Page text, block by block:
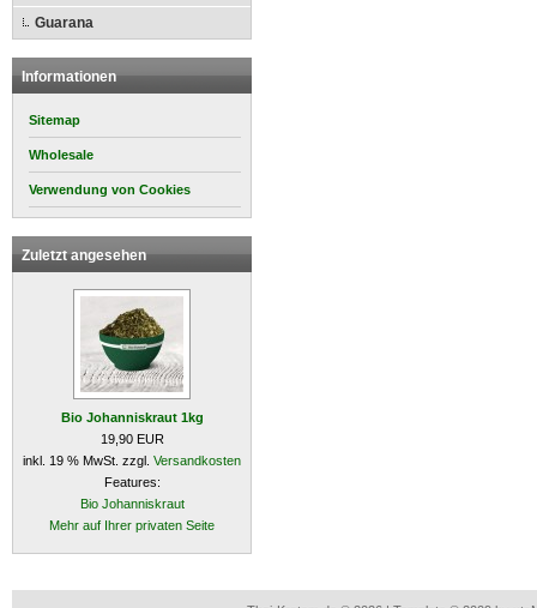
Guarana
Informationen
Sitemap
Wholesale
Verwendung von Cookies
Zuletzt angesehen
Bio Johanniskraut 1kg
19,90 EUR
inkl. 19 % MwSt. zzgl. Versandkosten
Features:
Bio Johanniskraut
Mehr auf Ihrer privaten Seite